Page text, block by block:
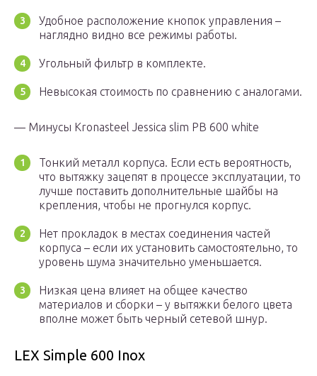
Удобное расположение кнопок управления –
наглядно видно все режимы работы.
Угольный фильтр в комплекте.
Невысокая стоимость по сравнению с аналогами.
— Минусы Kronasteel Jessica slim PB 600 white
Тонкий металл корпуса. Если есть вероятность,
что вытяжку зацепят в процессе эксплуатации, то
лучше поставить дополнительные шайбы на
крепления, чтобы не прогнулся корпус.
Нет прокладок в местах соединения частей
корпуса – если их установить самостоятельно, то
уровень шума значительно уменьшается.
Низкая цена влияет на общее качество
материалов и сборки – у вытяжки белого цвета
вполне может быть черный сетевой шнур.
LEX Simple 600 Inox